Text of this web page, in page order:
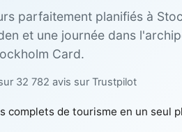
parfaitement planifiés à
et une journée dans
Card.
32 782 avis sur Trustpilot
complets de tourisme en un seul